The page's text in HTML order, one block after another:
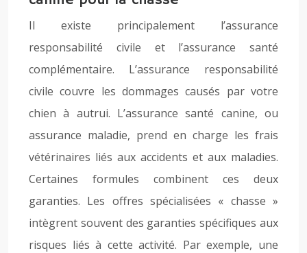
Il existe principalement l’assurance
responsabilité civile et l’assurance santé
complémentaire. L’assurance responsabilité
civile couvre les dommages causés par votre
chien à autrui. L’assurance santé canine, ou
assurance maladie, prend en charge les frais
vétérinaires liés aux accidents et aux maladies.
Certaines formules combinent ces deux
garanties. Les offres spécialisées « chasse »
intègrent souvent des garanties spécifiques aux
risques liés à cette activité. Par exemple, une